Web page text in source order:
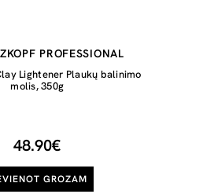
PROFESSIONAL
Lightener Plaukų balinimo
molis, 350g
48.90€
GROZAM